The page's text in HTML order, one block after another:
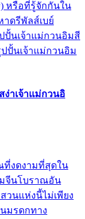
) หรือที่รู้จักกันใน
ดรีพัลส์เบย์
ปปั้นเจ้าแม่กวนอิมสี
ปั้นเจ้าแม่กวนอิม
ง่าเจ้าแม่กวนอิ
ที่งดงามที่สุดใน
มจีนโบราณอัน
วนแห่งนี้ไม่เพียง
มรดกทาง